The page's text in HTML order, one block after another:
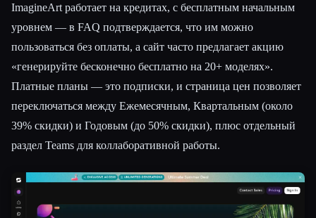
ImagineArt работает на кредитах, с бесплатным начальным
уровнем — в FAQ подтверждается, что им можно
пользоваться без оплаты, а сайт часто предлагает акцию
«генерируйте бесконечно бесплатно на 20+ моделях».
Платные планы — это подписки, и страница цен позволяет
переключаться между Ежемесячным, Квартальным (около
39% скидки) и Годовым (до 50% скидки), плюс отдельный
раздел Teams для коллаборативной работы.